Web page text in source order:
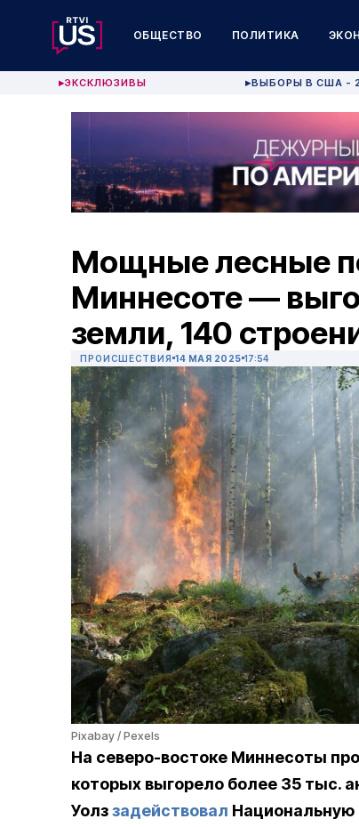
ОБЩЕСТВО ПОЛИТИКА
▶ЭКСКЛЮЗИВЫ ▶ВЫБОРЫ В США -
Мощные лесные
Миннесоте —
земли, 140
ПРОИСШЕСТВИЯ 14 МАЯ 2025 17:54
Pixabay / Pexels
На северо-востоке Миннесоты
которых выгорело более 35 тыс.
Уолззадействовал Национальную